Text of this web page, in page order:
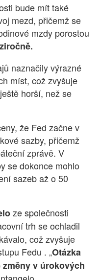
bude mít také
mezd, přičemž se
mzdy porostou
naznačily výrazné
míst, což zvyšuje
horší, než se
že Fed začne v
sazby, přičemž
zprávě. V
se dokonce mohlo
sazeb až o 50
ze společnosti
trh se ochladil
což zvyšuje
Fedu . „Otázka
změny v úrokových